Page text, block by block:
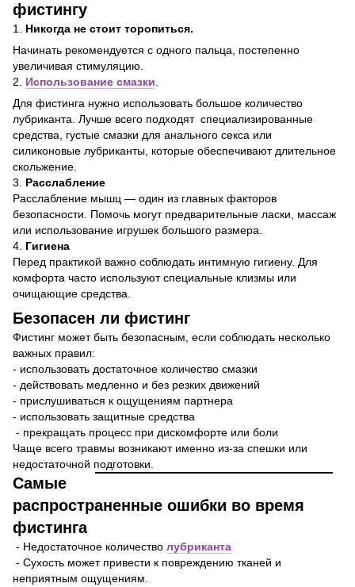
фистингу
1. Никогда не стоит торопиться.
Начинать рекомендуется с одного пальца, постепенно
увеличивая стимуляцию.
2. Использование смазки
Для фистинга нужно использовать большое количество
лубриканта. Лучше всего подходят специализированные
средства, густые смазки для анального секса или
силиконовые лубриканты, которые обеспечивают длительное
скольжение.
3. Расслабление
Расслабление мышц — один из главных факторов
безопасности. Помочь могут предварительные ласки, массаж
или использование игрушек большого размера.
4. Гигиена
Перед практикой важно соблюдать интимную гигиену. Для
комфорта часто используют специальные клизмы или
очищающие средства.
Безопасен ли фистинг
Фистинг может быть безопасным, если соблюдать несколько
важных правил:
- использовать достаточное количество смазки
- действовать медленно и без резких движений
- прислушиваться к ощущениям партнера
- использовать защитные средства
- прекращать процесс при дискомфорте или боли
Чаще всего травмы возникают именно из-за спешки или
недостаточной подготовки.
Самые
распространенные ошибки во время
фистинга
- Недостаточное количество лубриканта
- Сухость может привести к повреждению тканей и
неприятным ощущениям.